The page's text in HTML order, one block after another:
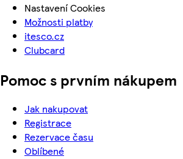
Nastavení Cookies
Možnosti platby
itesco.cz
Clubcard
Pomoc s prvním nákupem
Jak nakupovat
Registrace
Rezervace času
Oblíbené